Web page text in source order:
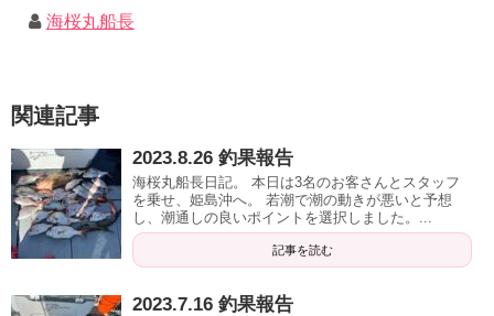
海桜丸船長
関連記事
2023.8.26 釣果報告
海桜丸船長日記。 本日は3名のお客さんとスタッフ
を乗せ、姫島沖へ。 若潮で潮の動きが悪いと予想
し、潮通しの良いポイントを選択しました。...
記事を読む
2023.7.16 釣果報告